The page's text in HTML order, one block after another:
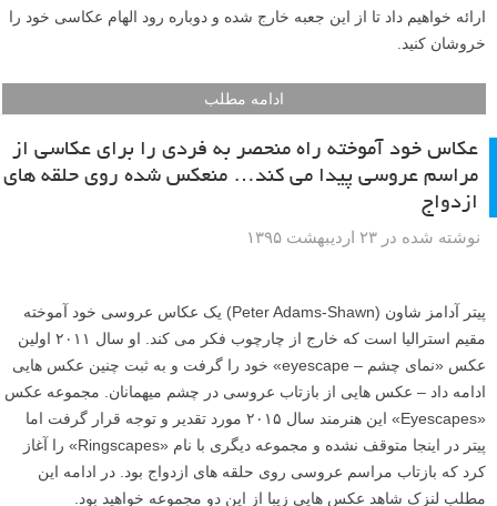
ارائه خواهیم داد تا از این جعبه خارج شده و دوباره رود الهام عکاسی خود را
خروشان کنید.
ادامه مطلب
عکاس خود آموخته راه منحصر به فردی را برای عکاسی از
مراسم عروسی پیدا می کند… منعکس شده روی حلقه های
ازدواج
نوشته شده در ۲۳ اردیبهشت ۱۳۹۵